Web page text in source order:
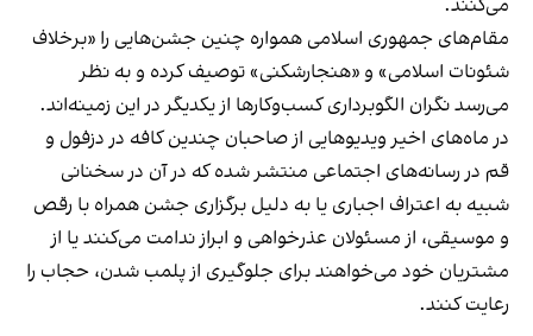
می‌کنند.
مقام‌های جمهوری اسلامی همواره چنین جشن‌هایی را «برخلاف
شئونات اسلامی» و «هنجارشکنی» توصیف کرده و به نظر
می‌رسد نگران الگوبرداری کسب‌وکارها از یکدیگر در این زمینه‌اند.
در ماه‌های اخیر ویدیوهایی از صاحبان چندین کافه در دزفول و
قم در رسانه‌های اجتماعی منتشر شده که در آن در سخنانی
شبیه به اعتراف اجباری یا به دلیل برگزاری جشن همراه با رقص
و موسیقی، از مسئولان عذرخواهی و ابراز ندامت می‌کنند یا از
مشتریان خود می‌خواهند برای جلوگیری از پلمب شدن، حجاب را
رعایت کنند.